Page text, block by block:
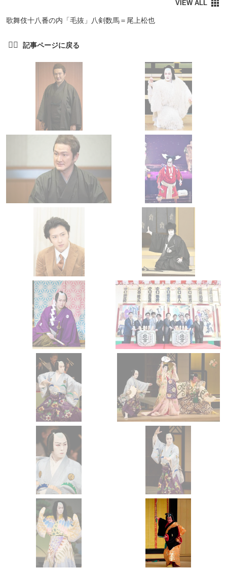
歌舞伎十八番の内「毛抜」八剣数馬＝尾上松也